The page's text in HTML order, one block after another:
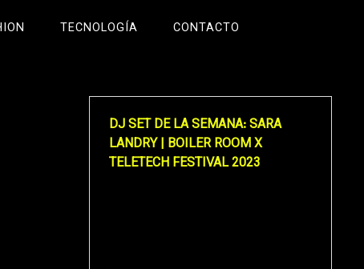
TECNOLOGÍA CONTACTO
DJ SET DE LA SEMANA: SARA
LANDRY | BOILER ROOM X
TELETECH FESTIVAL 2023